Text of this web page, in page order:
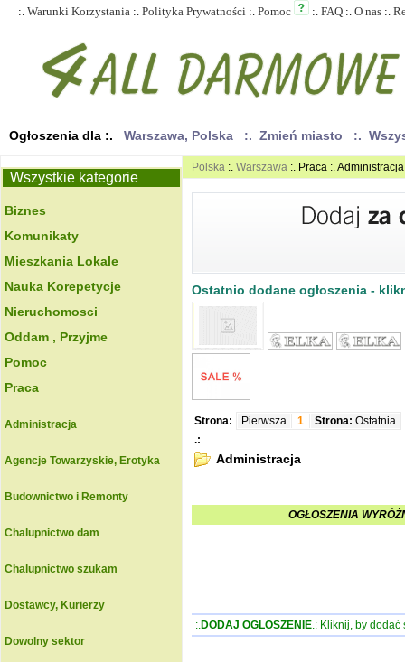
:. Warunki Korzystania :. Polityka Prywatności :. Pomoc :. FAQ :. O nas :.
Ogłoszenia dla :. Warszawa, Polska :. Zmień miasto :.
Wszystkie kategorie
Biznes
Komunikaty
Mieszkania Lokale
Nauka Korepetycje
Nieruchomosci
Oddam , Przyjme
Pomoc
Praca
Administracja
Agencje Towarzyskie, Erotyka
Budownictwo i Remonty
Chalupnictwo dam
Chalupnictwo szukam
Dostawcy, Kurierzy
Dowolny sektor
Polska :. Warszawa :. Praca :. Administracja
Ostatnio dodane ogłoszenia -
Strona: Pierwsza 1 Strona: Ostatnia
.:
Administracja
OGŁOSZENIA
:.DODAJ OGLOSZENIE.: Kliknij, by dodać